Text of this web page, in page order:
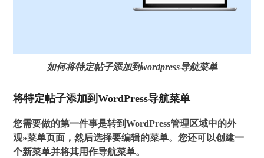
如何将特定帖子添加到wordpress导航菜单
将特定帖子添加到WordPress导航菜单
您需要做的第一件事是转到WordPress管理区域中的外
观»菜单页面，然后选择要编辑的菜单。您还可以创建一
个新菜单并将其用作导航菜单。